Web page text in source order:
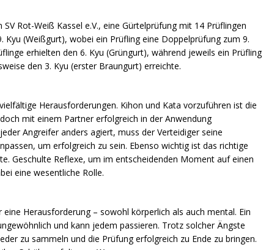
Rot-Weiß Kassel e.V., eine Gürtelprüfung mit 14 Prüflingen
Kyu (Weißgurt), wobei ein Prüfling eine Doppelprüfung zum 9.
erhielten den 6. Kyu (Grüngurt), während jeweils ein Prüfling
den 3. Kyu (erster Braungurt) erreichte.
Herausforderungen. Kihon und Kata vorzuführen ist die
mit einem Partner erfolgreich in der Anwendung
Angreifer anders agiert, muss der Verteidiger seine
um erfolgreich zu sein. Ebenso wichtig ist das richtige
Geschulte Reflexe, um im entscheidenden Moment auf einen
eine wesentliche Rolle.
Herausforderung – sowohl körperlich als auch mental. Ein
und kann jedem passieren. Trotz solcher Ängste
zu sammeln und die Prüfung erfolgreich zu Ende zu bringen.